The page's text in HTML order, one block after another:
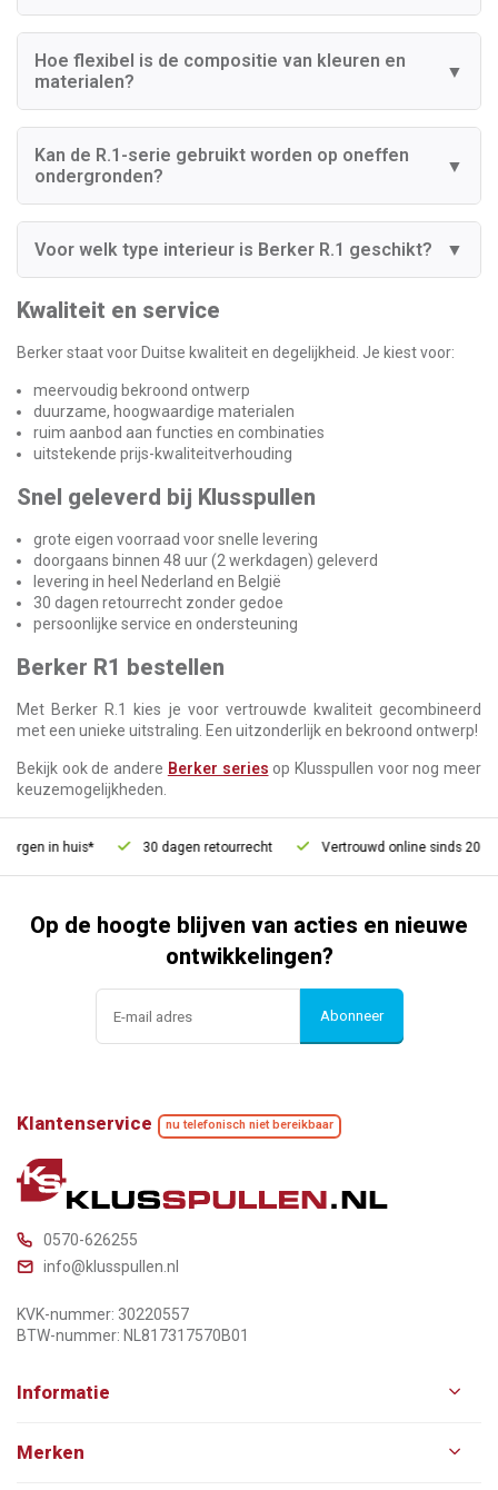
Hoe flexibel is de compositie van kleuren en
materialen?
▼
Kan de R.1-serie gebruikt worden op oneffen
ondergronden?
▼
Voor welk type interieur is Berker R.1 geschikt? ▼
Kwaliteit en service
Berker staat voor Duitse kwaliteit en degelijkheid. Je kiest voor:
meervoudig bekroond ontwerp
duurzame, hoogwaardige materialen
ruim aanbod aan functies en combinaties
uitstekende prijs-kwaliteitverhouding
Snel geleverd bij Klusspullen
grote eigen voorraad voor snelle levering
doorgaans binnen 48 uur (2 werkdagen) geleverd
levering in heel Nederland en België
30 dagen retourrecht zonder gedoe
persoonlijke service en ondersteuning
Berker R1 bestellen
Met Berker R.1 kies je voor vertrouwde kwaliteit gecombineerd
met een unieke uitstraling. Een uitzonderlijk en bekroond ontwerp!
Bekijk ook de andere Berker series op Klusspullen voor nog meer
keuzemogelijkheden.
in huis* 30 dagen retourrecht Vertrouwd online sinds 2006
Op de hoogte blijven van acties en nieuwe
ontwikkelingen?
Abonneer
Klantenservice nu telefonisch niet bereikbaar
0570-626255
info@klusspullen.nl
KVK-nummer: 30220557
BTW-nummer: NL817317570B01
Informatie
Merken